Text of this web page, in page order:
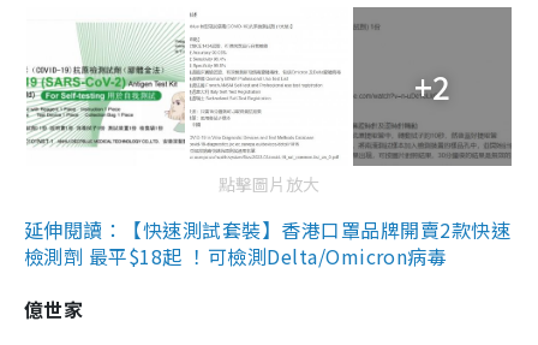
+2
點擊圖片放大
延伸閱讀：【快速測試套裝】香港口罩品牌開賣2款快速
檢測劑 最平$18起 ！可檢測Delta/Omicron病毒
億世家